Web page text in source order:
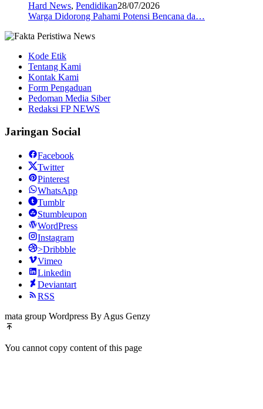
Hard News, Pendidikan28/07/2026
Warga Didorong Pahami Potensi Bencana da…
Kode Etik
Tentang Kami
Kontak Kami
Form Pengaduan
Pedoman Media Siber
Redaksi FP NEWS
Jaringan Social
Facebook
Twitter
Pinterest
WhatsApp
Tumblr
Stumbleupon
WordPress
Instagram
>Dribbble
Vimeo
Linkedin
Deviantart
RSS
mata group Wordpress By Agus Genzy
You cannot copy content of this page